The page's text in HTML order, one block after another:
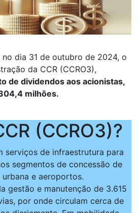
no dia 31 de outubro de 2024, o
da CCR (CCRO3),
de dividendos aos acionistas,
milhões.
(CCRO3)?
serviços de infraestrutura para
segmentos de concessão de
e aeroportos.
gestão e manutenção de 3.615
por onde circulam cerca de